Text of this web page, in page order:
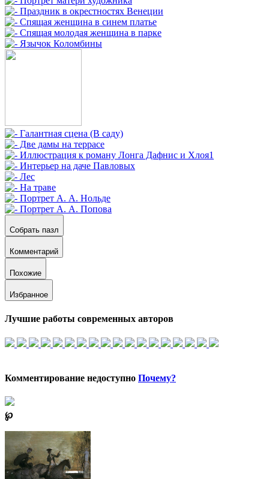
Собрать пазл
Комментарий
Похожие
Избранное
Лучшие работы современных авторов
Комментирование недоступно Почему?
℘